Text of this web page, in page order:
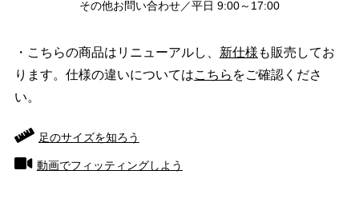
その他お問い合わせ／平日 9:00～17:00
・こちらの商品はリニューアルし、 新仕様 も販売してお
ります。仕様の違いについてはこちら をご確認くださ
い。
足のサイズを知ろう
動画でフィッティングしよう